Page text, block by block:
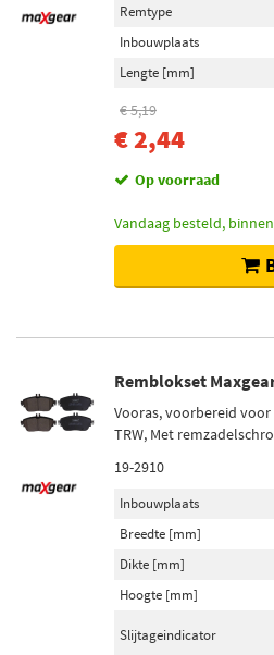
Remtype
Inbouwplaats
Lengte [mm]
€ 5,19
€ 2,44
Op voorraad
Vandaag besteld,
Remblokset
Vooras, voorbereid
TRW, Met
19-2910
Inbouwplaats
Breedte [mm]
Dikte [mm]
Hoogte [mm]
Slijtageindicator